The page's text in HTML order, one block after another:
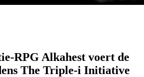
RPG Alkahest voert de
The Triple-i Initiative